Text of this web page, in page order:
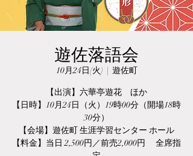
遊佐落語会
10月24日(火)
  |
遊佐町
【出演】六華亭遊花 ほか
【日時】10月24日（火）19時00分（開場18時
30分）
【会場】遊佐町 生涯学習センター ホール
【料金】当日 2,500円／前売2,000円 全席指